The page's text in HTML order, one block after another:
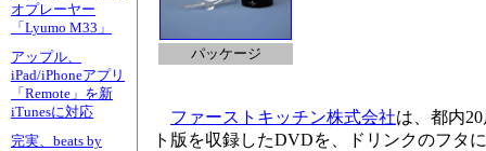
オプレーヤー
「Lyumo M33」
アップル、
iPad/iPhoneアプリ
「Remote」を新
iTunesに対応
完実、beats by
パッケージ
ファーストキッチン株式会社は、都内
ト版を収録したDVDを、ドリンクのフタ